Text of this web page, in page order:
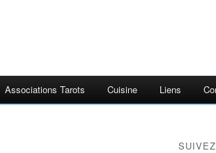
Associations Tarots Cuisine Liens